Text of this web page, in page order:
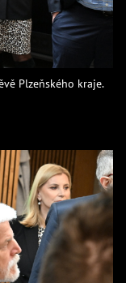
Plzeňského kraje.